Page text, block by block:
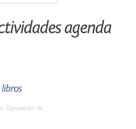
agenda
libros
Diputación de